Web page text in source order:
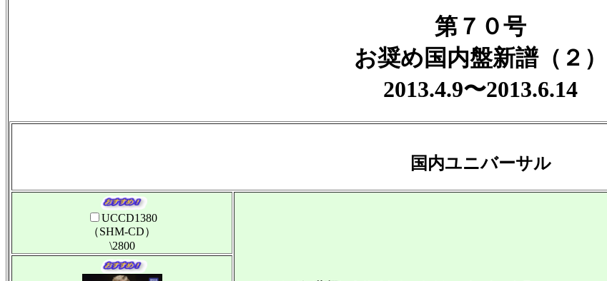
第７０号
お奨め国内盤新譜（２）
2013.4.9〜2013.6.14
国内ユニバーサル
UCCD1380
（SHM-CD）
\2800